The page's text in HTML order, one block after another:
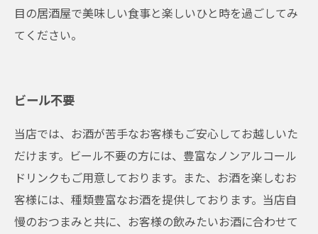
目の居酒屋で美味しい食事と楽しいひと時を過ごしてみ
てください。
ビール不要
当店では、お酒が苦手なお客様もご安心してお越しいた
だけます。ビール不要の方には、豊富なノンアルコール
ドリンクもご用意しております。また、お酒を楽しむお
客様には、種類豊富なお酒を提供しております。当店自
慢のおつまみと共に、お客様の飲みたいお酒に合わせて